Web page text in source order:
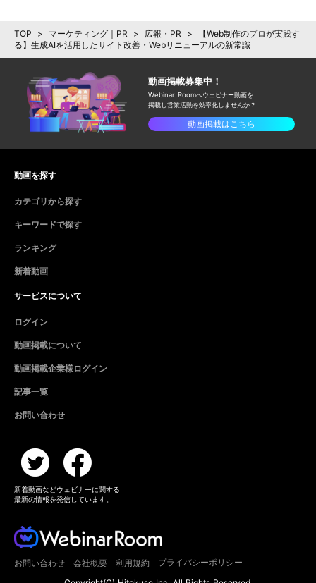
TOP > マーケティング｜PR > 広報・PR >
【Web制作のプロが実践す
る】生成AIを活用したサイト改善・Webリニューアルの新常識
動画掲載募集中！
Webinar Roomへウェビナー動画を
掲載し営業活動を効率化しませんか？
動画掲載はこちら
動画を探す
カテゴリから探す
キーワードで探す
ランキング
新着動画
サービスについて
ログイン
動画掲載について
動画掲載企業様ログイン
記事一覧
お問い合わせ
新着動画などウェビナーに関する
最新の情報を発信しています。
お問い合わせ 会社概要 利用規約
プライバシーポリシー